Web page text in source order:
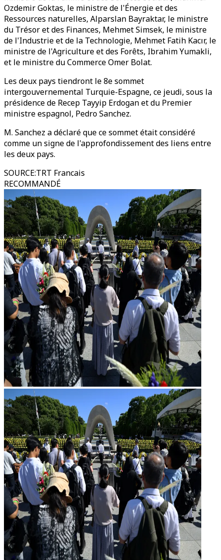
Ozdemir Goktas, le ministre de l'Énergie et des
Ressources naturelles, Alparslan Bayraktar, le ministre
du Trésor et des Finances, Mehmet Simsek, le ministre
de l'Industrie et de la Technologie, Mehmet Fatih Kacır, le
ministre de l'Agriculture et des Forêts, Ibrahim Yumakli,
et le ministre du Commerce Omer Bolat.
Les deux pays tiendront le 8e sommet
intergouvernemental Turquie-Espagne, ce jeudi, sous la
présidence de Recep Tayyip Erdogan et du Premier
ministre espagnol, Pedro Sanchez.
M. Sanchez a déclaré que ce sommet était considéré
comme un signe de l'approfondissement des liens entre
les deux pays.
SOURCE:TRT Francais
RECOMMANDÉ